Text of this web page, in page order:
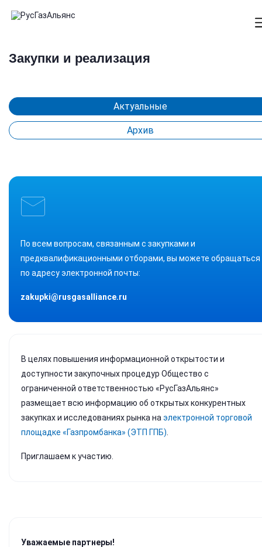
Закупки и реализация
Актуальные
Архив
По всем вопросам, связанным с закупками и
предквалификационными отборами, вы можете обращаться
по адресу электронной почты:
zakupki@rusgasalliance.ru
В целях повышения информационной открытости и
доступности закупочных процедур Общество с
ограниченной ответственностью «РусГазАльянс»
размещает всю информацию об открытых конкурентных
закупках и исследованиях рынка на электронной торговой
площадке «Газпромбанка» (ЭТП ГПБ)
Приглашаем к участию.
Уважаемые партнеры!